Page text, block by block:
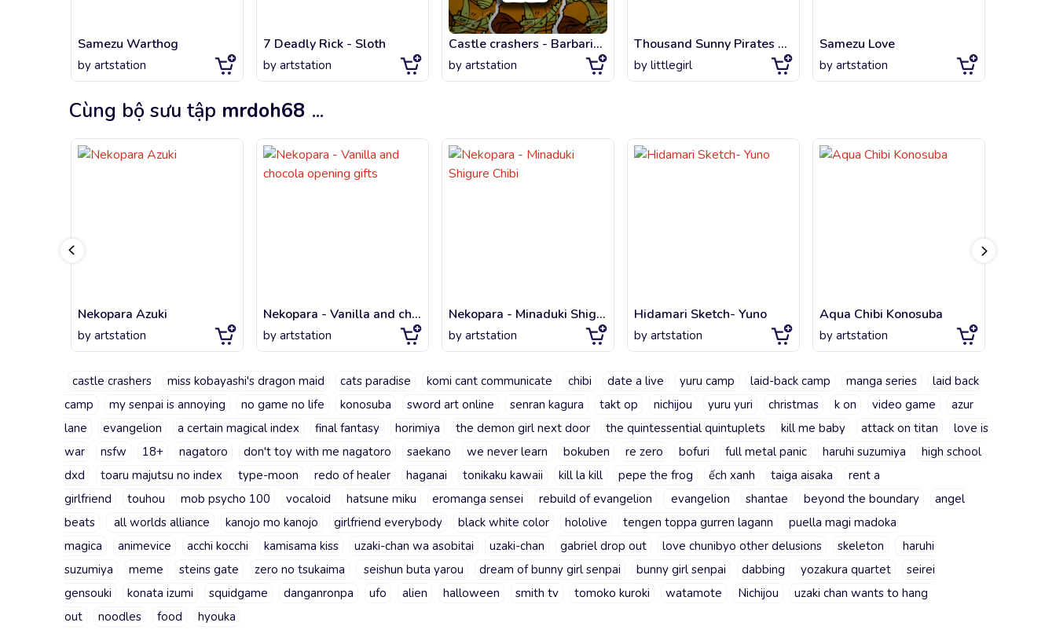
Samezu Warthog
by artstation
7 Deadly Rick - Sloth
by artstation
Castle crashers - Barbarian beefy mode
by artstation
Thousand Sunny Pirates Flag Symbol - One Piece
by littlegirl
Samezu Love
by artstation
Cùng bộ sưu tập mrdoh68 ...
Nekopara Azuki
by artstation
Nekopara - Vanilla and chocola opening gifts
by artstation
Nekopara - Minaduki Shigure Chibi
by artstation
Hidamari Sketch- Yuno
by artstation
Aqua Chibi Konosuba
by artstation
castle crashers miss kobayashi's dragon maid cats paradise komi cant communicate chibi date a live yuru camp laid-back camp manga series
laid back
camp
my senpai is annoying no game no life konosuba sword art online senran kagura takt op nichijou yuru yuri christmas k on video game
azur
lane
evangelion a certain magical index final fantasy horimiya the demon girl next door the quintessential quintuplets kill me baby attack on titan
love is
war
nsfw 18+ nagatoro don't toy with me nagatoro saekano we never learn bokuben re zero bofuri full metal panic haruhi suzumiya
high school
dxd
toaru majutsu no index type-moon redo of healer haganai tonikaku kawaii kill la kill pepe the frog ếch xanh taiga aisaka
rent a
girlfriend
touhou mob psycho 100 vocaloid hatsune miku eromanga sensei rebuild of evangelion evangelion shantae beyond the boundary
angel
beats
all worlds alliance kanojo mo kanojo girlfriend everybody black white color hololive tengen toppa gurren lagann
puella magi madoka
magica
animevice acchi kocchi kamisama kiss uzaki-chan wa asobitai uzaki-chan gabriel drop out love chunibyo other delusions skeleton
haruhi
suzumiya
meme steins gate zero no tsukaima seishun buta yarou dream of bunny girl senpai bunny girl senpai dabbing yozakura quartet
seirei
gensouki
konata izumi squidgame danganronpa ufo alien halloween smith tv tomoko kuroki watamote Nichijou
uzaki chan wants to hang
out
noodles food hyouka